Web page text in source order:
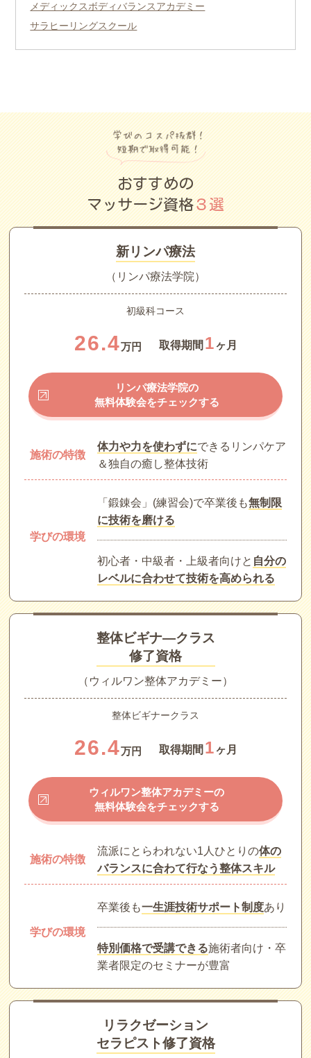
メディックスボディバランスアカデミー
サラヒーリングスクール
おすすめの
マッサージ資格３選
新リンパ療法
（リンパ療法学院）
初級科コース
26.4万円 取得期間 1 ヶ月
リンパ療法学院の
無料体験会をチェックする
施術の特徴
体力や力を使わずにできるリンパケア
＆独自の癒し整体技術
学びの環境
「鍛錬会」(練習会)で卒業後も無制限
に技術を磨ける
初心者・中級者・上級者向けと 自分の
レベルに合わせて技術を高められる
整体ビギナ―クラス
修了資格
（ウィルワン整体アカデミー）
整体ビギナークラス
26.4万円 取得期間 1 ヶ月
ウィルワン整体アカデミーの
無料体験会をチェックする
施術の特徴
流派にとらわれない1人ひとりの体の
バランスに合わて行なう整体スキル
学びの環境
卒業後も一生涯技術サポート制度あり
特別価格で受講できる施術者向け・卒
業者限定のセミナーが豊富
リラクゼーション
セラピスト修了資格